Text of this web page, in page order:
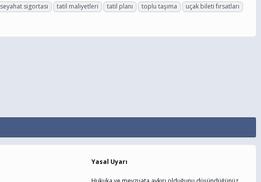
seyahat sigortası tatil maliyetleri tatil planı toplu taşıma
uçak bileti fırsatları
Yasal Uyarı